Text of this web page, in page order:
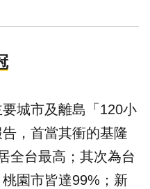
城市及離島「120小
，首當其衝的基隆
全台最高；其次為台
園市皆達99%；新